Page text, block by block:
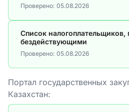
Проверено: 05.08.2026
Список налогоплательщиков,
бездействующими
Проверено: 05.08.2026
Портал государственных
Казахстан: